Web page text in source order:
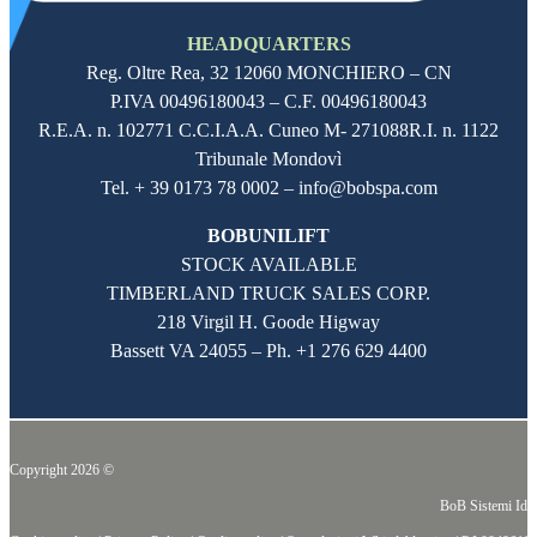
HEADQUARTERS
Reg. Oltre Rea, 32 12060 MONCHIERO – CN
P.IVA 00496180043 – C.F. 00496180043
R.E.A. n. 102771 C.C.I.A.A. Cuneo M- 271088R.I. n. 1122
Tribunale Mondovì
Tel. + 39 0173 78 0002 – info@bobspa.com
BOBUNILIFT
STOCK AVAILABLE
TIMBERLAND TRUCK SALES CORP.
218 Virgil H. Goode Higway
Bassett VA 24055 – Ph. +1 276 629 4400
Copyright 2026 ©
BoB Sistemi